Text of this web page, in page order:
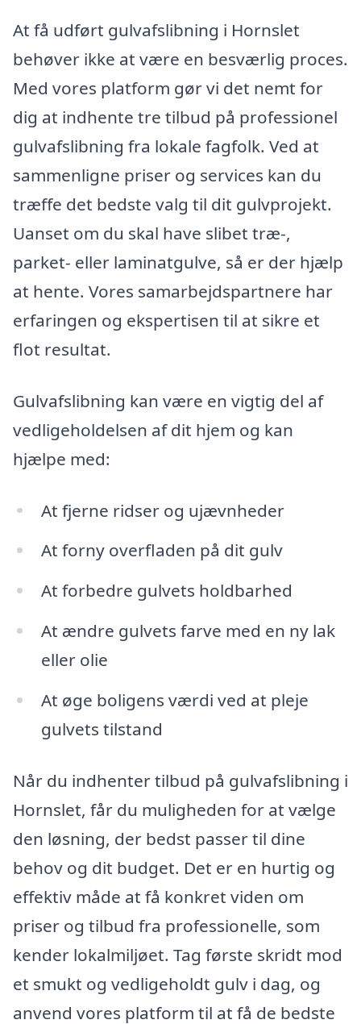
At få udført gulvafslibning i Hornslet
behøver ikke at være en besværlig proces.
Med vores platform gør vi det nemt for
dig at indhente tre tilbud på professionel
gulvafslibning fra lokale fagfolk. Ved at
sammenligne priser og services kan du
træffe det bedste valg til dit gulvprojekt.
Uanset om du skal have slibet træ-,
parket- eller laminatgulve, så er der hjælp
at hente. Vores samarbejdspartnere har
erfaringen og ekspertisen til at sikre et
flot resultat.
Gulvafslibning kan være en vigtig del af
vedligeholdelsen af dit hjem og kan
hjælpe med:
At fjerne ridser og ujævnheder
At forny overfladen på dit gulv
At forbedre gulvets holdbarhed
At ændre gulvets farve med en ny lak
eller olie
At øge boligens værdi ved at pleje
gulvets tilstand
Når du indhenter tilbud på gulvafslibning i
Hornslet, får du muligheden for at vælge
den løsning, der bedst passer til dine
behov og dit budget. Det er en hurtig og
effektiv måde at få konkret viden om
priser og tilbud fra professionelle, som
kender lokalmiljøet. Tag første skridt mod
et smukt og vedligeholdt gulv i dag, og
anvend vores platform til at få de bedste